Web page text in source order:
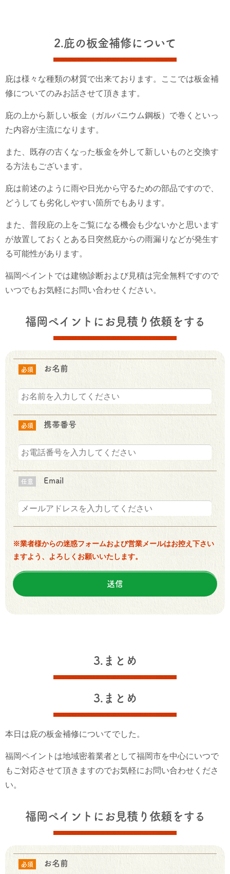
2.庇の板金補修について
庇は様々な種類の材質で出来ております。ここでは板金補
修についてのみお話させて頂きます。
庇の上から新しい板金（ガルバニウム鋼板）で巻くといっ
た内容が主流になります。
また、既存の古くなった板金を外して新しいものと交換す
る方法もございます。
庇は前述のように雨や日光から守るための部品ですので、
どうしても劣化しやすい箇所でもあります。
また、普段庇の上をご覧になる機会も少ないかと思います
が放置しておくとある日突然庇からの雨漏りなどが発生す
る可能性があります。
福岡ペイントでは建物診断および見積は完全無料ですので
いつでもお気軽にお問い合わせください。
福岡ペイントにお見積り依頼をする
必須 お名前
必須 携帯番号
任意 Email
※業者様からの迷惑フォームおよび営業メールはお控え下さい
ますよう、よろしくお願いいたします。
3.まとめ
3.まとめ
本日は庇の板金補修についてでした。
福岡ペイントは地域密着業者として福岡市を中心にいつで
もご対応させて頂きますのでお気軽にお問い合わせくださ
い。
福岡ペイントにお見積り依頼をする
必須 お名前